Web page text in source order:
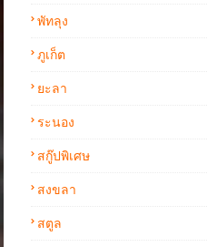
พัทลุง
ภูเก็ต
ยะลา
ระนอง
สกู๊ปพิเศษ
สงขลา
สตูล